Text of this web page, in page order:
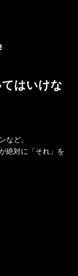
てはいけな
など。
絶対に「それ」を